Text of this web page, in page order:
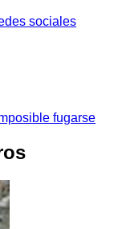
sociales
fugarse